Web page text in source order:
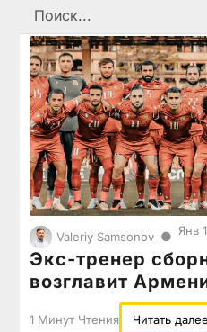
Valeriy Samsonov ● Янв
Экс-тренер
возглавит
1 Минут Чтения Читать далее